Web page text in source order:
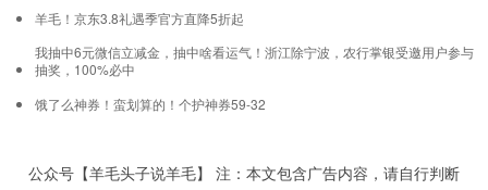
羊毛！京东3.8礼遇季官方直降5折起
我抽中6元微信立减金，抽中啥看运气！浙江除宁波，农行掌银受邀用户参与
抽奖，100%必中
饿了么神券！蛮划算的！个护神券59-32
公众号【羊毛头子说羊毛】 注：本文包含广告内容，请自行判断